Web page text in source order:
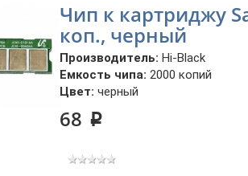
Чип к картриджу
коп., черный
Производитель: Hi-Black
Емкость чипа: 2000 копий
Цвет: черный
68 p